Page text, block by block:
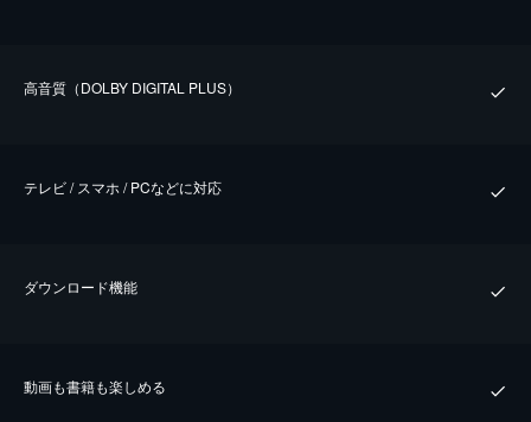
⾼⾳質（DOLBY DIGITAL PLUS）
テレビ / スマホ / PCなどに対応
ダウンロード機能
動画も書籍も楽しめる